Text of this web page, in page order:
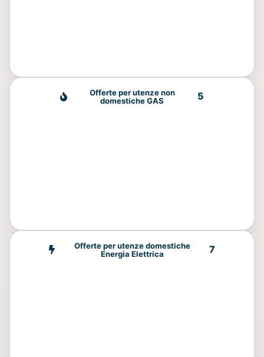
Offerte per utenze non
domestiche GAS
5
Offerte per utenze domestiche
Energia Elettrica
7